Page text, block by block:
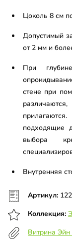
Цоколь 8 см
Допустимый
от 2 мм и
При
стене при
подходящие
выбора
Внутренняя
Артикул:
Коллекция:
Витрина